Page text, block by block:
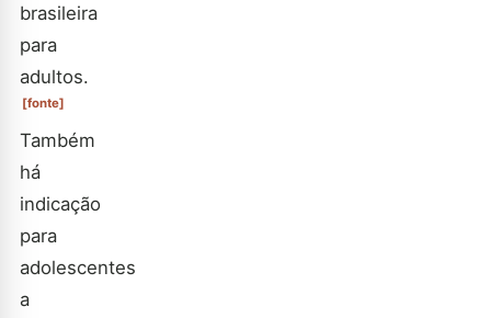
brasileira
para
adultos.
[fonte]
Também
há
indicação
para
adolescentes
a